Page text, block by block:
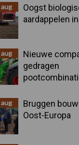
Oogst
aardappelen
Nieuwe
gedragen
Bruggen
Oost-Europa